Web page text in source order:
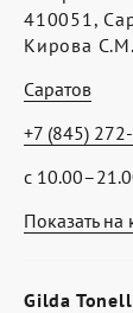
Показать на
410051,
Кирова
Саратов
с
+7 (845)
Gilda